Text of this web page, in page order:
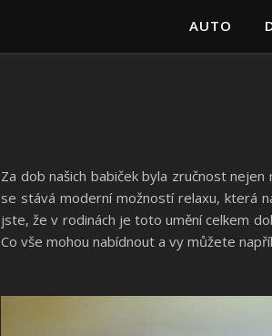
AUTO
Za dob našich babiček byla zručnost
se stává moderní možností relaxu, která
jste, že v rodinách je toto umění celkem
Co vše mohou nabídnout a vy můžete